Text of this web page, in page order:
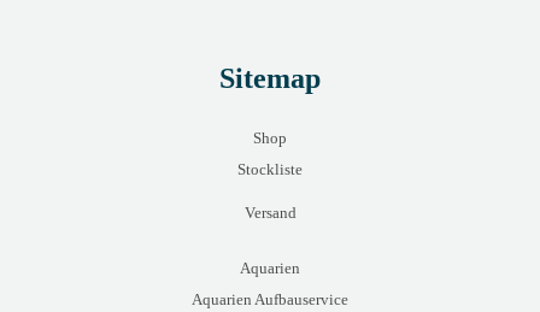
Sitemap
Shop
Stockliste
Versand
Aquarien
Aquarien Aufbauservice